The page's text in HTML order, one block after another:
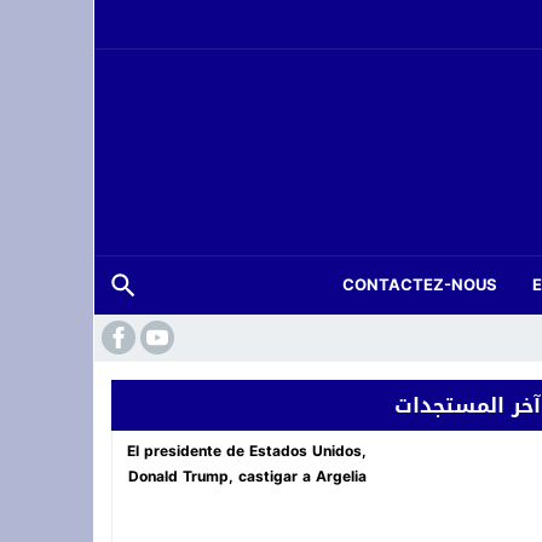
CONTACTEZ-NOUS
عرس بتارجيست ويستنفر السلطات
آخر المستجدات
El presidente de Estados Unidos,
Donald Trump, castigar a Argelia